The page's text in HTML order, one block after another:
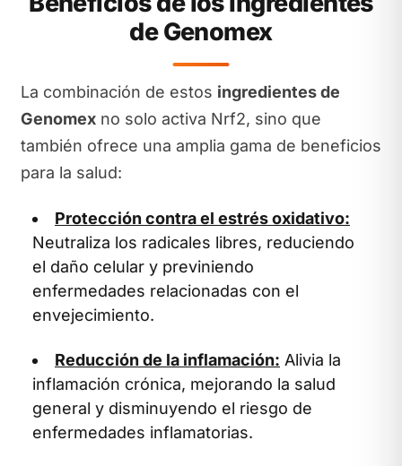
de Genomex
La combinación de estos ingredientes de
Genomexno solo activa Nrf2, sino que
también ofrece una amplia gama de beneficios
para la salud:
Protección contra el estrés oxidativo:
Neutraliza los radicales libres, reduciendo
el daño celular y previniendo
enfermedades relacionadas con el
envejecimiento.
Reducción de la inflamación: Alivia la
inflamación crónica, mejorando la salud
general y disminuyendo el riesgo de
enfermedades inflamatorias.